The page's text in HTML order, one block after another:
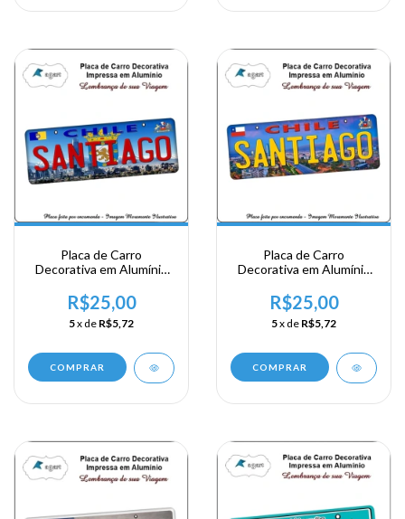
Placa de Carro
Decorativa em Alumínio
Santiago
R$25,00
5x de R$5,72
COMPRAR
Placa de Carro
Decorativa em Alumínio
Santiago
R$25,00
5x de R$5,72
COMPRAR